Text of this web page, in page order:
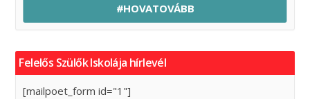
#HOVATOVÁBB
Felelős Szülők Iskolája hírlevél
[mailpoet_form id="1"]